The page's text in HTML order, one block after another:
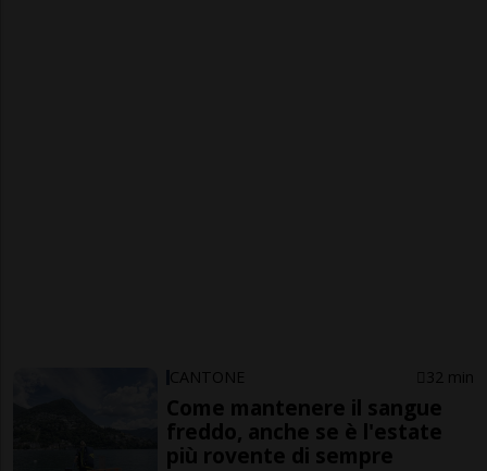
CANTONE 32 min
Come mantenere il sangue
freddo, anche se è l'estate
più rovente di sempre